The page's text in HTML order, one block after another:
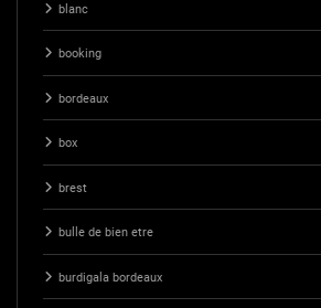
blanc
booking
bordeaux
box
brest
bulle de bien etre
burdigala bordeaux